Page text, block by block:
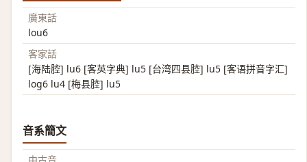
廣東話
lou6
客家話
[海陆腔] lu6 [客英字典] lu5 [台湾四县腔] lu5 [客语拼音字汇]
log6 lu4 [梅县腔] lu5
音系簡文